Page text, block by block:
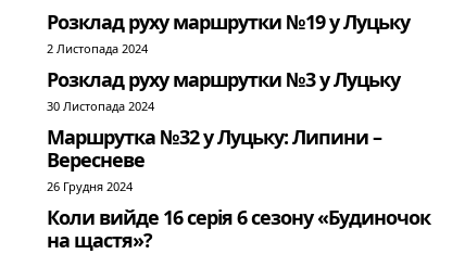
Розклад руху маршрутки №19 у Луцьку
2 Листопада 2024
Розклад руху маршрутки №3 у Луцьку
30 Листопада 2024
Маршрутка №32 у Луцьку: Липини –
Вересневе
26 Грудня 2024
Коли вийде 16 серія 6 сезону «Будиночок
на щастя»?